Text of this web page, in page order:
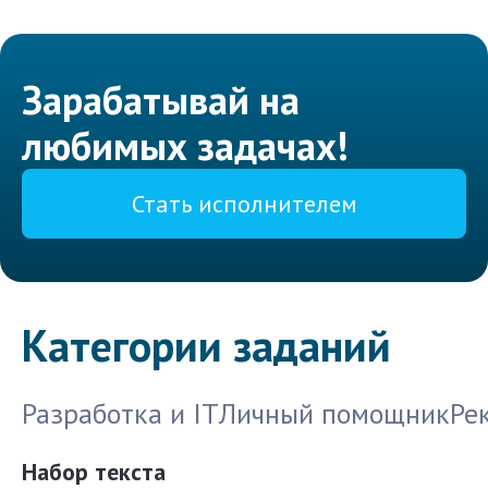
Зарабатывай на
любимых задачах!
Стать исполнителем
Категории заданий
Разработка и ITЛичный помощник
Набор текста